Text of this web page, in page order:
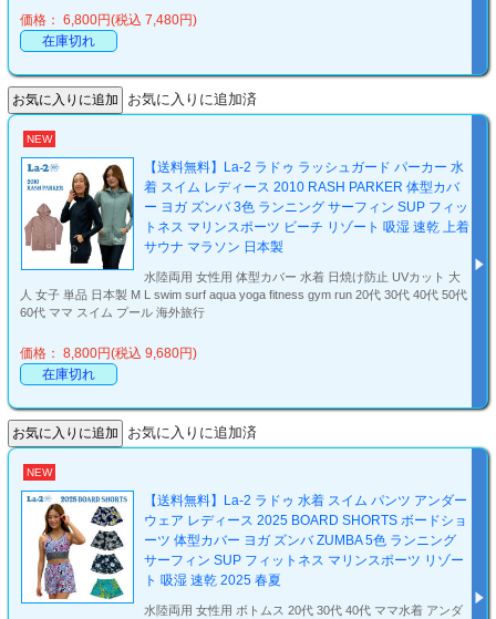
価格： 6,800円(税込 7,480円)
在庫切れ
お気に入りに追加済
NEW
【送料無料】La-2 ラドゥ ラッシュガード パーカー 水
着 スイム レディース 2010 RASH PARKER 体型カバ
ー ヨガ ズンバ 3色 ランニング サーフィン SUP フィッ
トネス マリンスポーツ ビーチ リゾート 吸湿 速乾 上着
サウナ マラソン 日本製
水陸両用 女性用 体型カバー 水着 日焼け防止 UVカット 大
人 女子 単品 日本製 M L swim surf aqua yoga fitness gym run 20代 30代 40代 50代
60代 ママ スイム プール 海外旅行
価格： 8,800円(税込 9,680円)
在庫切れ
お気に入りに追加済
NEW
【送料無料】La-2 ラドゥ 水着 スイム パンツ アンダー
ウェア レディース 2025 BOARD SHORTS ボードショ
ーツ 体型カバー ヨガ ズンバ ZUMBA 5色 ランニング
サーフィン SUP フィットネス マリンスポーツ リゾー
ト 吸湿 速乾 2025 春夏
水陸両用 女性用 ボトムス 20代 30代 40代 ママ水着 アンダ